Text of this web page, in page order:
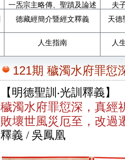
一炁宗主略傳、聖蹟及論述
夫
德藏經簡介暨經文釋義 天德
人生指南 人
121期 穢濁水府罪愆
【明德聖訓‧光訓釋義】
穢濁水府罪愆深，真經
敗壞世風災厄至，改過
釋義 / 吳鳳凰